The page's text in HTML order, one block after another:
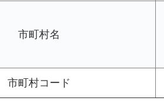
市町村名
市町村コード